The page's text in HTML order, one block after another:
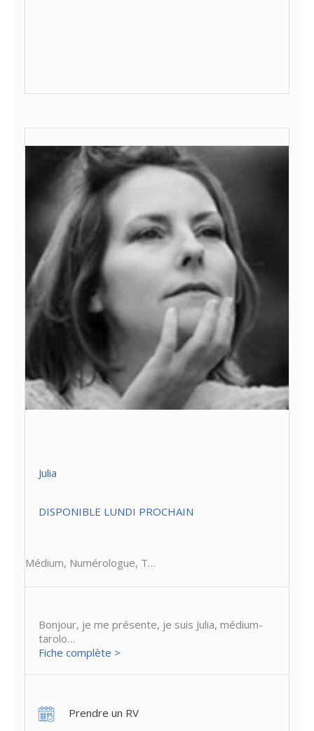
Julia
DISPONIBLE LUNDI PROCHAIN
Médium, Numérologue, T…
Bonjour, je me présente, je suis Julia, médium-
tarolo…
Fiche complète >
Prendre un RV